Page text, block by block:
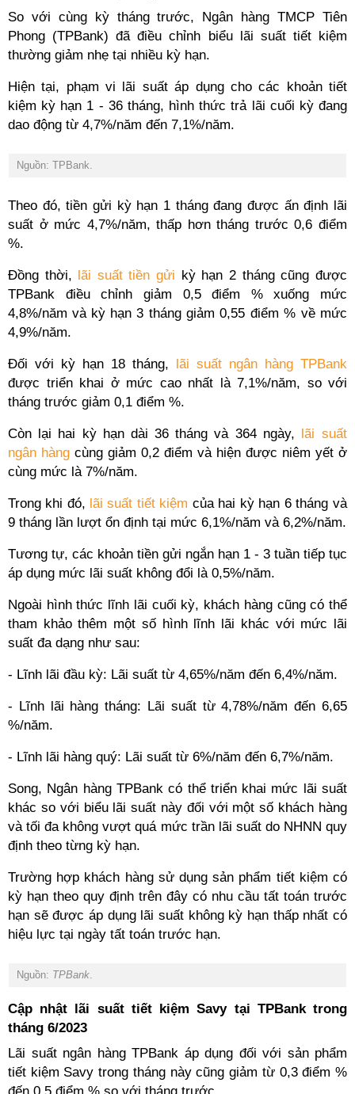
So với cùng kỳ tháng trước, Ngân hàng TMCP Tiên
Phong (TPBank) đã điều chỉnh biểu lãi suất tiết kiệm
thường giảm nhẹ tại nhiều kỳ hạn.
Hiện tại, phạm vi lãi suất áp dụng cho các khoản tiết
kiệm kỳ hạn 1 - 36 tháng, hình thức trả lãi cuối kỳ đang
dao động từ 4,7%/năm đến 7,1%/năm.
Nguồn: TPBank.
Theo đó, tiền gửi kỳ hạn 1 tháng đang được ấn định lãi
suất ở mức 4,7%/năm, thấp hơn tháng trước 0,6 điểm
%.
Đồng thời, lãi suất tiền gửi kỳ hạn 2 tháng cũng được
TPBank điều chỉnh giảm 0,5 điểm % xuống mức
4,8%/năm và kỳ hạn 3 tháng giảm 0,55 điểm % về mức
4,9%/năm.
Đối với kỳ hạn 18 tháng, lãi suất ngân hàng TPBank
được triển khai ở mức cao nhất là 7,1%/năm, so với
tháng trước giảm 0,1 điểm %.
Còn lại hai kỳ hạn dài 36 tháng và 364 ngày, lãi suất
ngân hàng cùng giảm 0,2 điểm và hiện được niêm yết ở
cùng mức là 7%/năm.
Trong khi đó, lãi suất tiết kiệm của hai kỳ hạn 6 tháng và
9 tháng lần lượt ổn định tại mức 6,1%/năm và 6,2%/năm.
Tương tự, các khoản tiền gửi ngắn hạn 1 - 3 tuần tiếp tục
áp dụng mức lãi suất không đổi là 0,5%/năm.
Ngoài hình thức lĩnh lãi cuối kỳ, khách hàng cũng có thể
tham khảo thêm một số hình lĩnh lãi khác với mức lãi
suất đa dạng như sau:
- Lĩnh lãi đầu kỳ: Lãi suất từ 4,65%/năm đến 6,4%/năm.
- Lĩnh lãi hàng tháng: Lãi suất từ 4,78%/năm đến 6,65
%/năm.
- Lĩnh lãi hàng quý: Lãi suất từ 6%/năm đến 6,7%/năm.
Song, Ngân hàng TPBank có thể triển khai mức lãi suất
khác so với biểu lãi suất này đối với một số khách hàng
và tối đa không vượt quá mức trần lãi suất do NHNN quy
định theo từng kỳ hạn.
Trường hợp khách hàng sử dụng sản phẩm tiết kiệm có
kỳ hạn theo quy định trên đây có nhu cầu tất toán trước
hạn sẽ được áp dụng lãi suất không kỳ hạn thấp nhất có
hiệu lực tại ngày tất toán trước hạn.
Nguồn: TPBank.
Cập nhật lãi suất tiết kiệm Savy tại TPBank trong
tháng 6/2023
Lãi suất ngân hàng TPBank áp dụng đối với sản phẩm
tiết kiệm Savy trong tháng này cũng giảm từ 0,3 điểm %